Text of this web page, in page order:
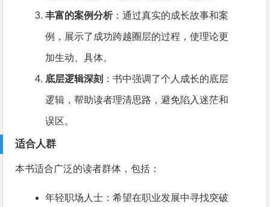
丰富的案例分析：通过真实的成长故事和案
例，展示了成功跨越圈层的过程，使理论更
加生动、具体。
底层逻辑深刻 ：书中强调了个人成长的底层
逻辑，帮助读者理清思路，避免陷入迷茫和
误区。
适合人群
本书适合广泛的读者群体，包括：
年轻职场人士：希望在职业发展中寻找突破